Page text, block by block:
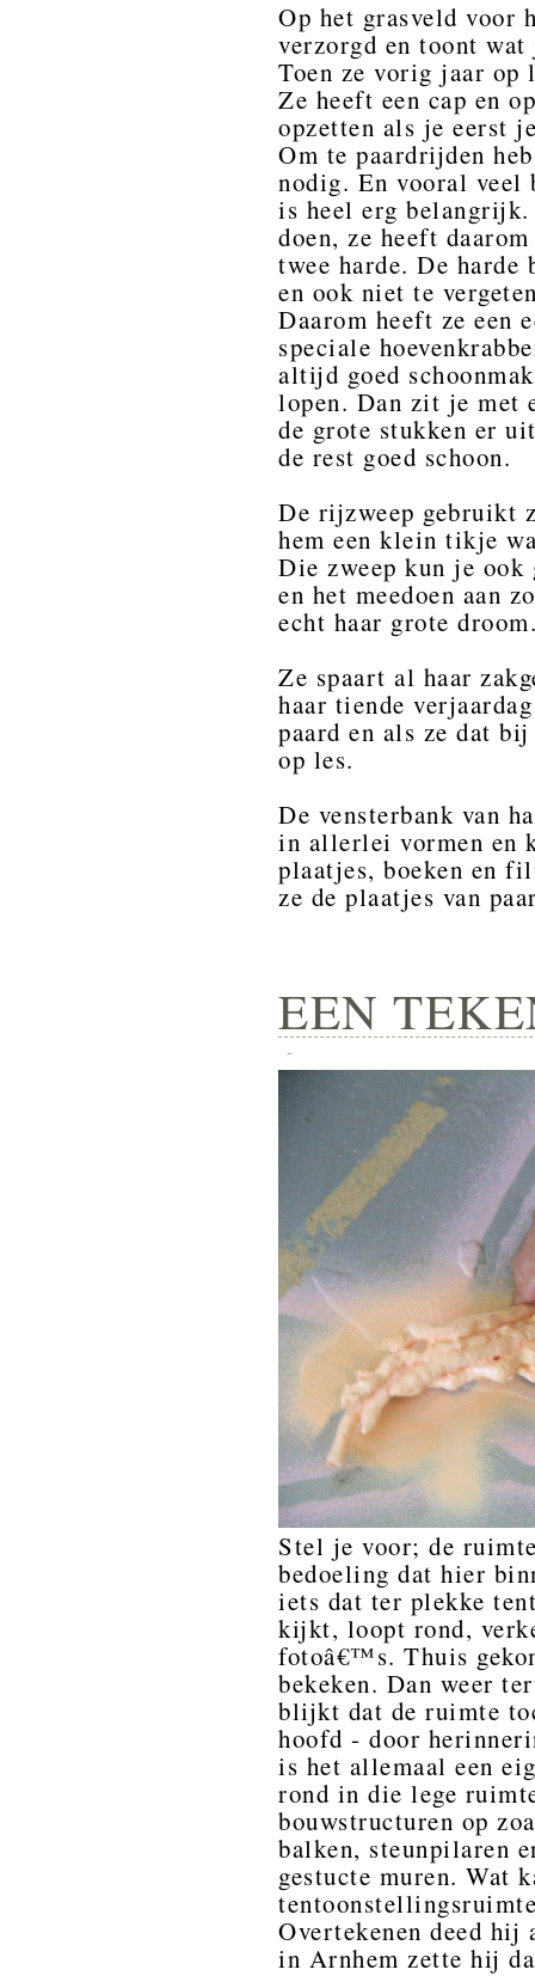
Op het grasveld voor
verzorgd en toont
Toen ze vorig jaar op
Ze heeft een cap en
opzetten als je eerst
Om te paardrijden
nodig. En vooral veel
is heel erg
doen, ze heeft
twee harde. De harde
en ook niet te
Daarom heeft ze een
speciale
altijd goed
lopen. Dan zit je met
de grote stukken er
de rest goed schoon.
De rijzweep gebruikt
hem een klein tikje
Die zweep kun je ook
en het meedoen aan
echt haar grote
Ze spaart al haar
haar tiende
paard en als ze dat
op les.
De vensterbank van
in allerlei vormen en
plaatjes, boeken en
ze de plaatjes van
EEN
-
Stel je voor; de
bedoeling dat hier
iets dat ter plekke
kijkt, loopt rond,
fotoâ€™s. Thuis
bekeken. Dan weer
blijkt dat de ruimte
hoofd - door
is het allemaal een
rond in die lege
bouwstructuren op
balken, steunpilaren
gestucte muren. Wat
Overtekenen deed hij
in Arnhem zette hij